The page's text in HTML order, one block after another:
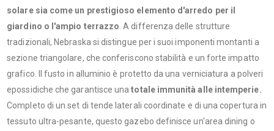
solare sia come un prestigioso elemento d'arredo per il
giardino o l'ampio terrazzo . A differenza delle strutture
tradizionali, Nebraska si distingue per i suoi imponenti montanti a
sezione triangolare, che conferiscono stabilità e un forte impatto
grafico. Il fusto in alluminio è protetto da una verniciatura a polveri
epossidiche che garantisce unatotale immunità alle intemperie.
Completo di un set di tende laterali coordinate e di una copertura in
tessuto ultra-pesante, questo gazebo definisce un'area dining o